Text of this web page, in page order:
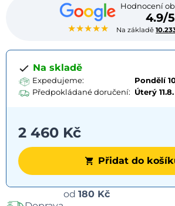
★★★★★
Hodnocení
4.9/5
Na základě
Na skladě
Expedujeme:
Pondělí
Předpokládané doručení: Úterý 11.8.
2 460 Kč
Přidat do
od 180 Kč